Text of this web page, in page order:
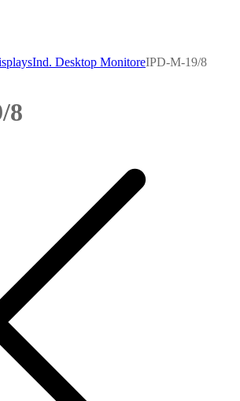
Ind. Desktop MonitoreIPD-M-19/8
8